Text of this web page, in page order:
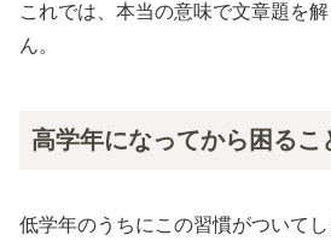
これでは、本当の意味で文章題を
ん。
高学年になってから困るこ
低学年のうちにこの習慣がついて